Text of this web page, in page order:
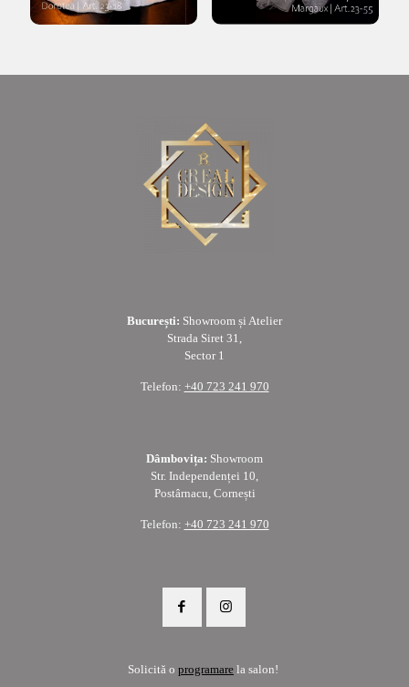
București: Showroom și Atelier
Strada Siret 31,
Sector 1
Telefon: +40 723 241 970
Dâmbovița: Showroom
Str. Independenței 10,
Postârnacu, Cornești
Telefon: +40 723 241 970
Solicită o programare la salon!